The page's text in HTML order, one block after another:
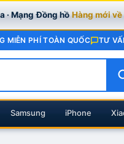
· Mạng Đồng hồ Hàng mới về
MIỄN PHÍ TOÀN QUỐC TƯ
Samsung iPhone